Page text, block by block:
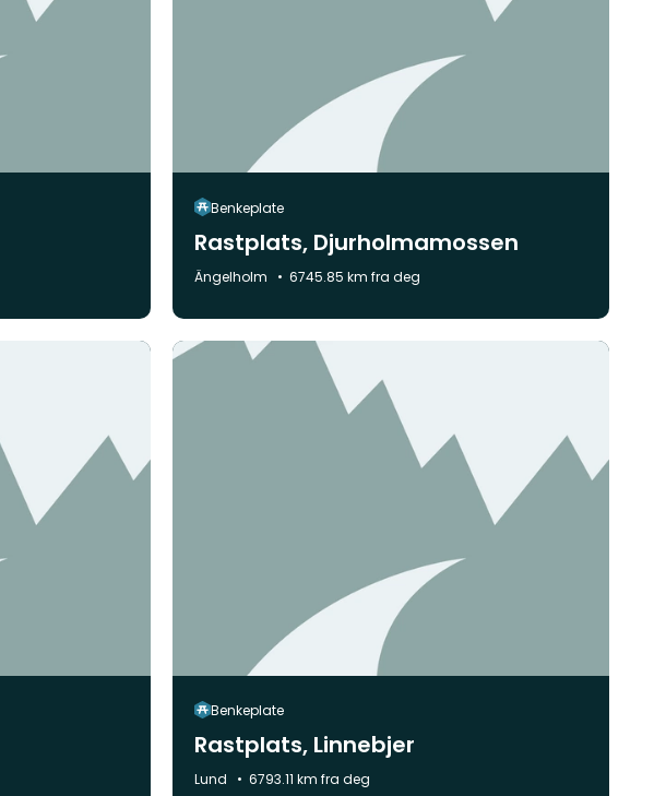
Benkeplate
Rastplats, Djurholmamossen
Kommune:
Ängelholm 6745.85 km fra deg
Benkeplate
Rastplats, Linnebjer
Kommune:
Lund 6793.11 km fra deg